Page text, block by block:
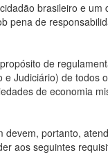
brasileiro e
de
de
Judiciário) de
de economia
portanto,
aos seguintes